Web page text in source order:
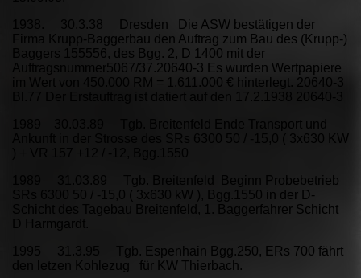
1938. 30.3.38 Dresden Die ASW bestätigen der
Firma Krupp-Baggerbau den Auftrag zum Bau des (Krupp-)
Baggers 155556, des Bgg. 2, D 1400 mit der
Auftragsnummer5067/37.20640-3 Es wurden Wertpapiere
im Wert von 450.000 RM = 1.611.000 € hinterlegt. 20640-3
1989 30.03.89 Tgb. Breitenfeld Ende Transport und
Ankunft in der Strosse des SRs 6300 50 / -15,0 ( 3x630 KW
1989 31.03.89 Tgb. Breitenfeld Beginn Probebetrieb
SRs 6300 50 / -15,0 ( 3x630 kW ), Bgg.1550 in der D-
Schicht des Tagebau Breitenfeld, 1. Baggerfahrer Schicht
1995 31.3.95 Tgb. Espenhain Bgg.250, ERs 700 fährt
den letzen Kohlezug für KW Thierbach.